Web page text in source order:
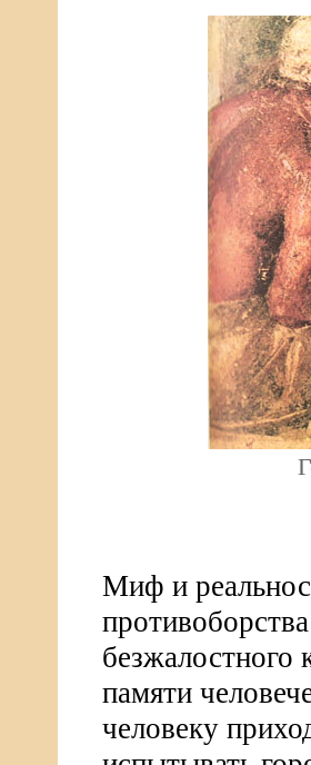
Миф и
безжалостного
памяти
человеку